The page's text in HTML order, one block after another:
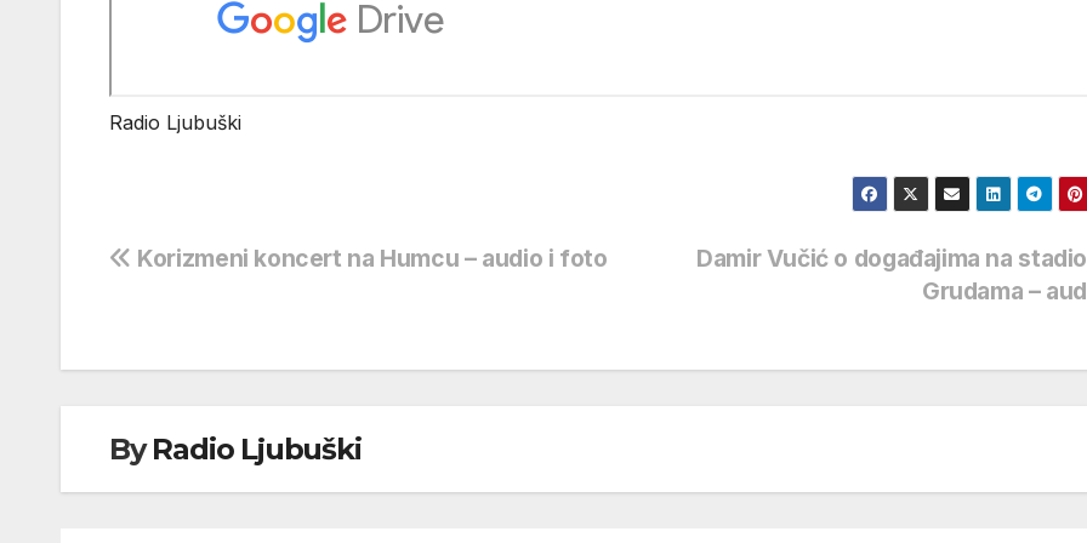
Radio Ljubuški
Navigacija
Damir Vučić o događajima na
Grudama –
Korizmeni koncert na Humcu – audio i foto
ByRadio Ljubuški